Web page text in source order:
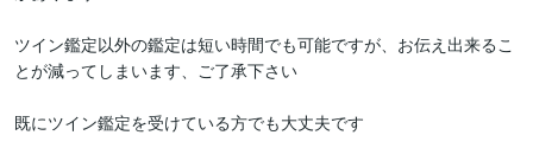
ツイン鑑定以外の鑑定は短い時間でも可能ですが、お伝え出来るこ
とが減ってしまいます、ご了承下さい
既にツイン鑑定を受けている方でも大丈夫です